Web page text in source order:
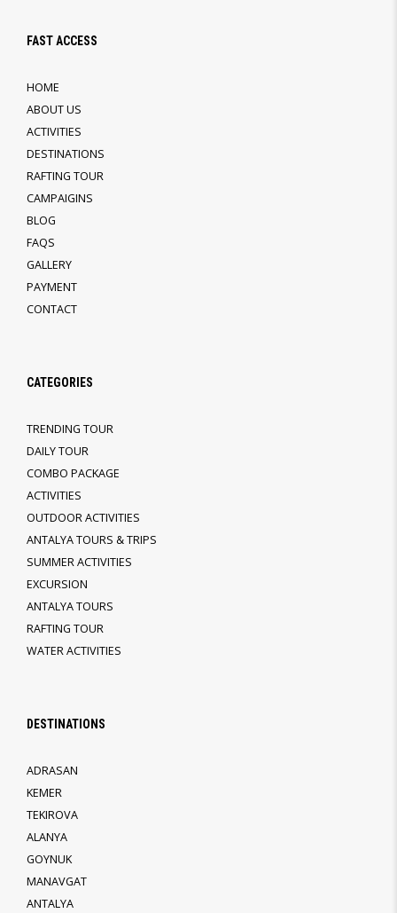
FAST ACCESS
HOME
ABOUT US
ACTIVITIES
DESTINATIONS
RAFTING TOUR
CAMPAIGINS
BLOG
FAQS
GALLERY
PAYMENT
CONTACT
CATEGORIES
TRENDING TOUR
DAILY TOUR
COMBO PACKAGE
ACTIVITIES
OUTDOOR ACTIVITIES
ANTALYA TOURS & TRIPS
SUMMER ACTIVITIES
EXCURSION
ANTALYA TOURS
RAFTING TOUR
WATER ACTIVITIES
DESTINATIONS
ADRASAN
KEMER
TEKIROVA
ALANYA
GOYNUK
MANAVGAT
ANTALYA